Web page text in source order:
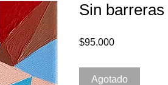
Sin
$95.000Precio
Agotado